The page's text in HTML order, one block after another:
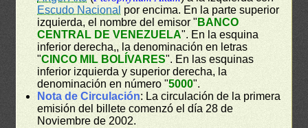
Escudo Nacional por encima. En la parte superior
izquierda, el nombre del emisor " BANCO
CENTRAL DE VENEZUELA". En la esquina
inferior derecha,, la denominación en letras
"CINCO MIL BOLÍVARES". En las esquinas
inferior izquierda y superior derecha, la
denominación en número "5000".
Nota de Circulación: La circulación de la primera
emisión del billete comenzó el día 28 de
Noviembre de 2002.